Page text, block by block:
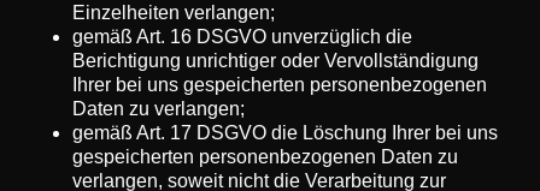
Einzelheiten verlangen;
gemäß Art. 16 DSGVO unverzüglich die
Berichtigung unrichtiger oder Vervollständigung
Ihrer bei uns gespeicherten personenbezogenen
Daten zu verlangen;
gemäß Art. 17 DSGVO die Löschung Ihrer bei uns
gespeicherten personenbezogenen Daten zu
verlangen, soweit nicht die Verarbeitung zur